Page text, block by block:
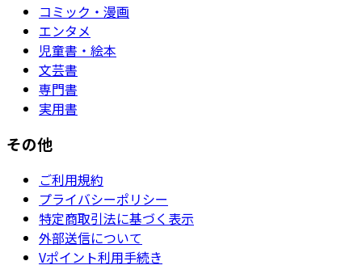
コミック・漫画
エンタメ
児童書・絵本
文芸書
専門書
実用書
その他
ご利用規約
プライバシーポリシー
特定商取引法に基づく表示
外部送信について
Vポイント利用手続き